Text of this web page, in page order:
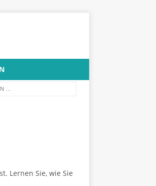
Lernen Sie, wie Sie